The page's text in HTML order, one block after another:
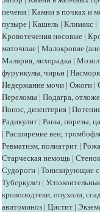
печени | Камни в почках и
пузыре | Кашель | Климакс |
Кровотечения носовые |
маточные | Малокровие
Малярия, лихорадка |
фурункулы, чирьи | Насморк
Недержание мочи | Ожоги |
Переломы | Подагра,
Понос, дизентерия |
Радикулит | Раны, порезы,
| Расширение вен,
Ревматизм, полиатрит | Рожа
Старческая немощь |
Судороги | Тонизирующие
Туберкулез |
кровоподтеки, опухоли,
авитоминоз | Цистит |